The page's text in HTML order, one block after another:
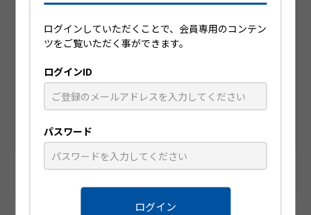
「ウイメンズヘルスにおけるホルモンマネージメント」
ログインしていただくことで、会員専用のコンテン
ツをご覧いただく事ができます。
ログインID
パスワード